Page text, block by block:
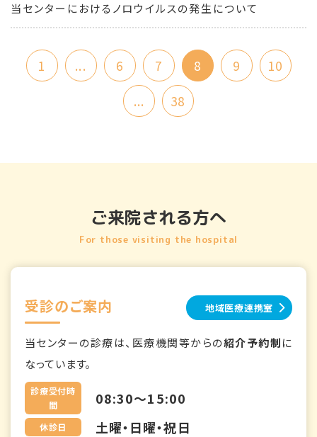
当センターにおけるノロウイルスの発生について
1 ... 6 7 8 9
10
...
38
ご来院される方へ
For those visiting the hospital
受診のご案内 地域医療連携室
当センターの診療は、医療機関等からの紹介予約制に
なっています。
診療受付時
間
08:30～15:00
休診日 土曜・日曜・祝日